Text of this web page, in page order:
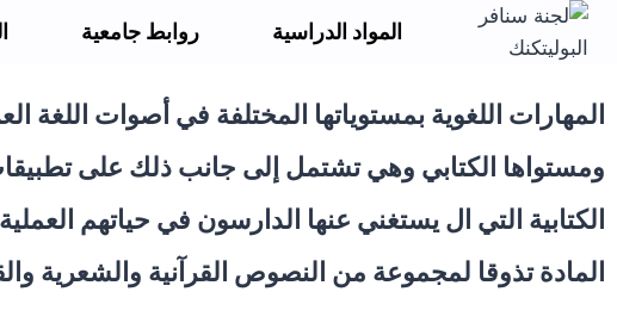
المواد الدراسية روابط جامعية
المهارات اللغوية بمستوياتها المختلفة في أصوات
ومستواها الكتابي وهي تشتمل إلى جانب ذلك على
الكتابية التي ال يستغني عنها الدارسون في حياتهم
المادة تذوقا لمجموعة من النصوص القرآنية والشعرية